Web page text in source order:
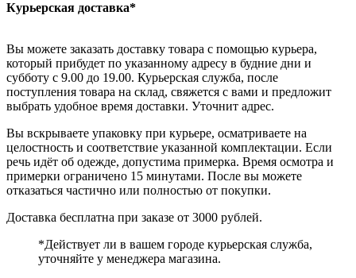
Курьерская доставка*
Вы можете заказать доставку товара с помощью курьера,
который прибудет по указанному адресу в будние дни и
субботу с 9.00 до 19.00. Курьерская служба, после
поступления товара на склад, свяжется с вами и предложит
выбрать удобное время доставки. Уточнит адрес.
Вы вскрываете упаковку при курьере, осматриваете на
целостность и соответствие указанной комплектации. Если
речь идёт об одежде, допустима примерка. Время осмотра и
примерки ограничено 15 минутами. После вы можете
отказаться частично или полностью от покупки.
Доставка бесплатна при заказе от 3000 рублей.
*Действует ли в вашем городе курьерская служба,
уточняйте у менеджера магазина.